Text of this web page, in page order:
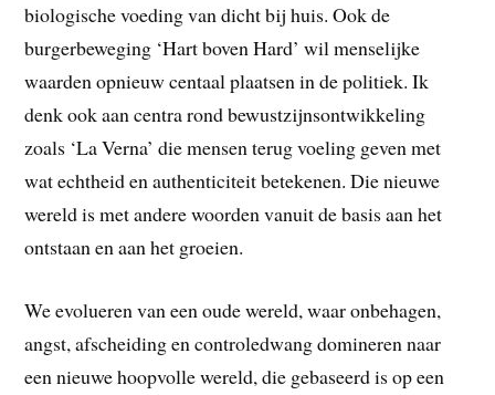
biologische voeding van dicht bij huis. Ook de
burgerbeweging ‘Hart boven Hard’ wil menselijke
waarden opnieuw centaal plaatsen in de politiek. Ik
denk ook aan centra rond bewustzijnsontwikkeling
zoals ‘La Verna’ die mensen terug voeling geven met
wat echtheid en authenticiteit betekenen. Die nieuwe
wereld is met andere woorden vanuit de basis aan het
ontstaan en aan het groeien.
We evolueren van een oude wereld, waar onbehagen,
angst, afscheiding en controledwang domineren naar
een nieuwe hoopvolle wereld, die gebaseerd is op een